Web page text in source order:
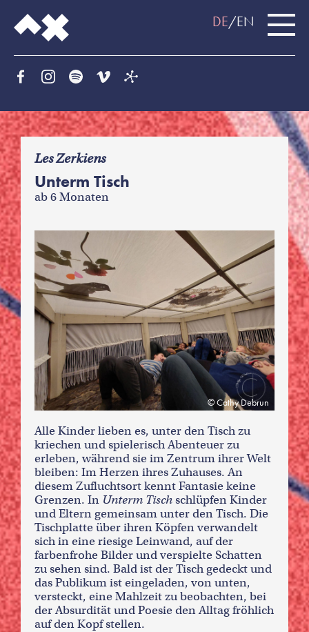
DE EN
f
Les Zerkiens
Unterm Tisch
ab 6 Monaten
Cathy Debrun
Alle Kinder lieben es, unter den Tisch zu
kriechen und spielerisch Abenteuer zu
erleben, während sie im Zentrum ihrer Welt
bleiben: Im Herzen ihres Zuhauses. An
diesem Zufluchtsort kennt Fantasie keine
Grenzen. In Unterm Tischschlüpfen Kinder
und Eltern gemeinsam unter den Tisch. Die
Tischplatte über ihren Köpfen verwandelt
sich in eine riesige Leinwand, auf der
farbenfrohe Bilder und verspielte Schatten
zu sehen sind. Bald ist der Tisch gedeckt und
das Publikum ist eingeladen, von unten,
versteckt, eine Mahlzeit zu beobachten, bei
der Absurdität und Poesie den Alltag fröhlich
auf den Kopf stellen.